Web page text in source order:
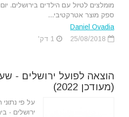
מומלצים לטיול עם הילדים בירושלים.
ספק מוצר אטרקטיבי...
Daniel Ovadia
הוצאה לפועל ירושלים -
(מעודכן 2022)
על פי
ירושלים -